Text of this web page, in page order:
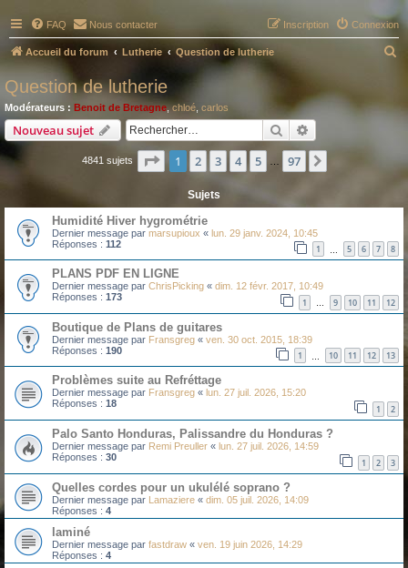
FAQ Nous contacter Connexion
Inscription
Accueil du forum Lutherie Question de lutherie
Question de lutherie
Modérateurs : Benoit de Bretagne,chloé carlos
Nouveau sujet Rechercher
4841 sujets Page 1sur97
1 2 3 4 5 97
Sujets
Humidité Hiver hygrométrie
Dernier message par marsupioux « lun. 29 janv. 2024, 10:45
Réponses : 112 1 5 6 7 8
PLANS PDF EN LIGNE
Dernier message par ChrisPicking « dim. 12 févr. 2017, 10:49
Réponses : 173 1 … 9 10 11 12
Boutique de Plans de guitares
Dernier message par Fransgreg « ven. 30 oct. 2015, 18:39
Réponses : 190 1 10 11 12 13
Problèmes suite au Refréttage
Dernier message par Fransgreg « lun. 27 juil. 2026, 15:20
Réponses : 18 1 2
Palo Santo Honduras, Palissandre du Honduras ?
Dernier message par Remi Preuller « lun. 27 juil. 2026, 14:59
Réponses : 30 1 2 3
Quelles cordes pour un ukulélé soprano ?
Dernier message par Lamaziere « dim. 05 juil. 2026, 14:09
Réponses : 4
laminé
Dernier message par fastdraw « ven. 19 juin 2026, 14:29
Réponses : 4